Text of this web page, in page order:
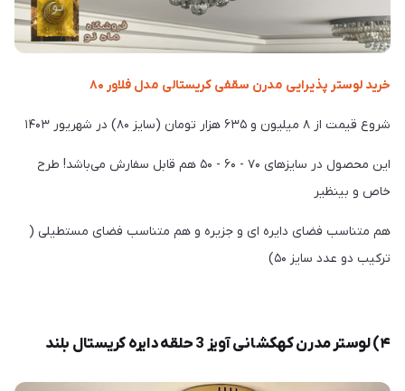
خرید لوستر پذیرایی مدرن سقفی کریستالی مدل فلاور ۸۰
شروع قیمت از ۸ میلیون و ۶۳۵ هزار تومان (سایز ۸۰) در شهریور ۱۴۰۳
این محصول در سایز‌های ۷۰ - ۶۰ - ۵۰ هم قابل سفارش می‌باشد! طرح
خاص و بینظیر
هم متناسب فضای دایره ای و جزیره و هم متناسب فضای مستطیلی (
ترکیب دو عدد سایز ۵۰)
۴) لوستر مدرن کهکشانی آویز 3 حلقه دایره کریستال بلند